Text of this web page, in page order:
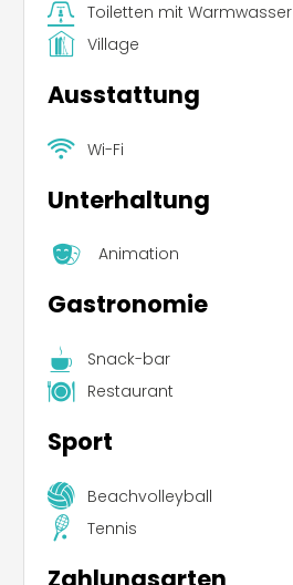
Toiletten mit Warmwasser
Village
Ausstattung
Wi-Fi
Unterhaltung
Animation
Gastronomie
Snack-bar
Restaurant
Sport
Beachvolleyball
Tennis
Zahlungsarten